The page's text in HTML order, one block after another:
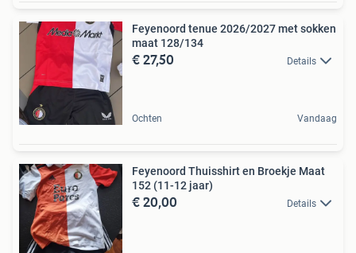
Feyenoord tenue 2026/2027 met sokken
maat 128/134
€ 27,50 Details
Ochten Vandaag
Feyenoord Thuisshirt en Broekje Maat
152 (11-12 jaar)
€ 20,00 Details